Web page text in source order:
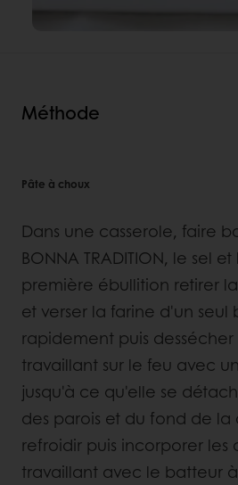
Méthode
Pâte à choux
Dans une casserole, faire
BONNA TRADITION, le sel
première ébullition retirer
et verser la farine d'un seul
rapidement puis
travaillant sur le feu avec
jusqu'à ce qu'elle se
des parois et du fond de la
refroidir puis incorporer
travaillant avec le batteur